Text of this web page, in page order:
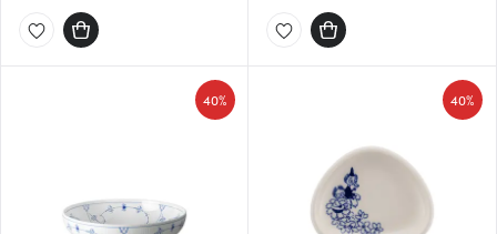
40% 40%